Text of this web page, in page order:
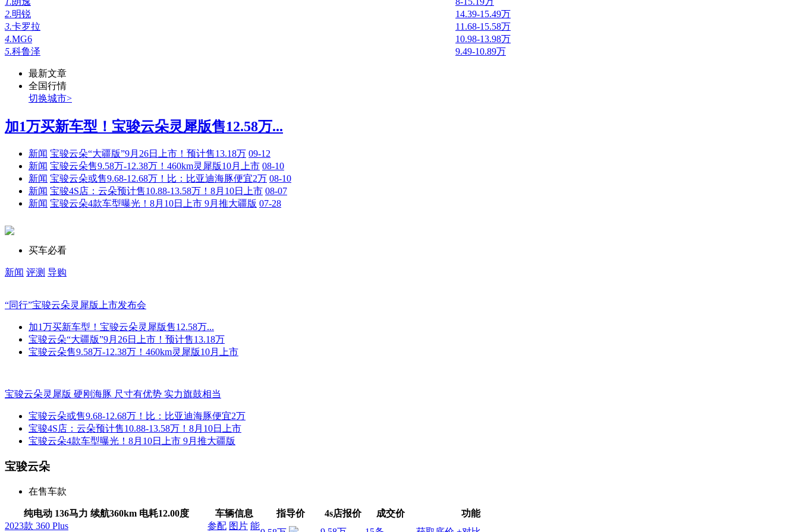
2.明锐
14.39-15.49万
3.卡罗拉
11.68-15.58万
4.MG6
10.98-13.98万
5.科鲁泽 9.49-10.89万
最新文章
全国行情
切换城市>
加1万买新车型！宝骏云朵灵犀版售12.58万...
新闻 宝骏云朵“大疆版”9月26日上市！预计售13.18万 09-12
新闻 宝骏云朵售9.58万-12.38万！460km灵犀版10月上市 08-10
新闻 宝骏云朵或售9.68-12.68万！比：比亚迪海豚便宜2万 08-10
新闻 宝骏4S店：云朵预计售10.88-13.58万！8月10日上市 08-07
新闻 宝骏云朵4款车型曝光！8月10日上市 9月推大疆版 07-28
买车必看
新闻 评测 导购
“同行”宝骏云朵灵犀版上市发布会
加1万买新车型！宝骏云朵灵犀版售12.58万...
宝骏云朵“大疆版”9月26日上市！预计售13.18万
宝骏云朵售9.58万-12.38万！460km灵犀版10月上市
宝骏云朵灵犀版 硬刚海豚 尺寸有优势 实力旗鼓相当
宝骏云朵或售9.68-12.68万！比：比亚迪海豚便宜2万
宝骏4S店：云朵预计售10.88-13.58万！8月10日上市
宝骏云朵4款车型曝光！8月10日上市 9月推大疆版
宝骏云朵
在售车款
纯电动 136马力 续航360km 电耗12.00度 车辆信息 指导价 4s店报价 成交价
功能
2023款 360 Plus
参配 图片 能